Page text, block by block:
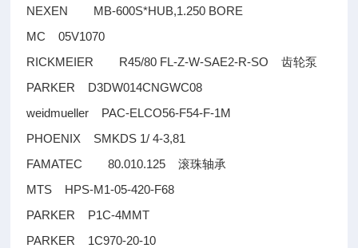
NEXEN MB-600S*HUB,1.250 BORE
MC 05V1070
RICKMEIER R45/80 FL-Z-W-SAE2-R-SO齿轮泵
PARKER D3DW014CNGWC08
weidmueller PAC-ELCO56-F54-F-1M
PHOENIX SMKDS 1/ 4-3,81
FAMATEC 80.010.125滚珠轴承
MTS HPS-M1-05-420-F68
PARKER P1C-4MMT
PARKER 1C970-20-10